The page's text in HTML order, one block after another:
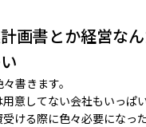
画書とか経営な
書きます。
意してない会社もいっぱ
ける際に色々必要になった